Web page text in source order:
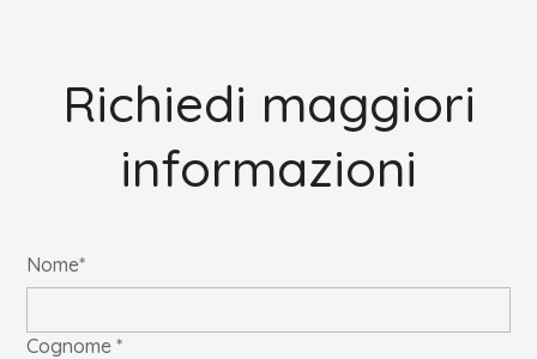
Richiedi maggiori
informazioni
Nome*
Cognome *